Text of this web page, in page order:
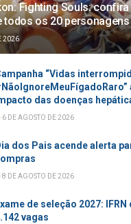
Fighting Souls:
todos os 20
2026
“Vidas
das doenças
6 DE AGOSTO DE 2026
dos Pais acende alerta
8 DE AGOSTO DE 2026
de seleção 2027:
vagas